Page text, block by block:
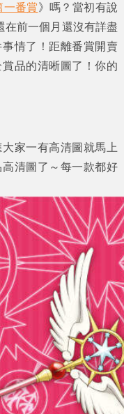
一番賞》嗎？當初有說
在前一個月還沒有詳盡
情了！距離番賞開賣
品的清晰圖了！你的
家一有高清圖就馬上
清圖了～每一款都好